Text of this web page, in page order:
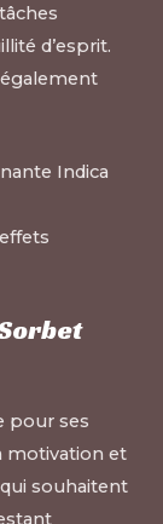
d’esprit.
également
Indica
pour ses
motivation et
souhaitent